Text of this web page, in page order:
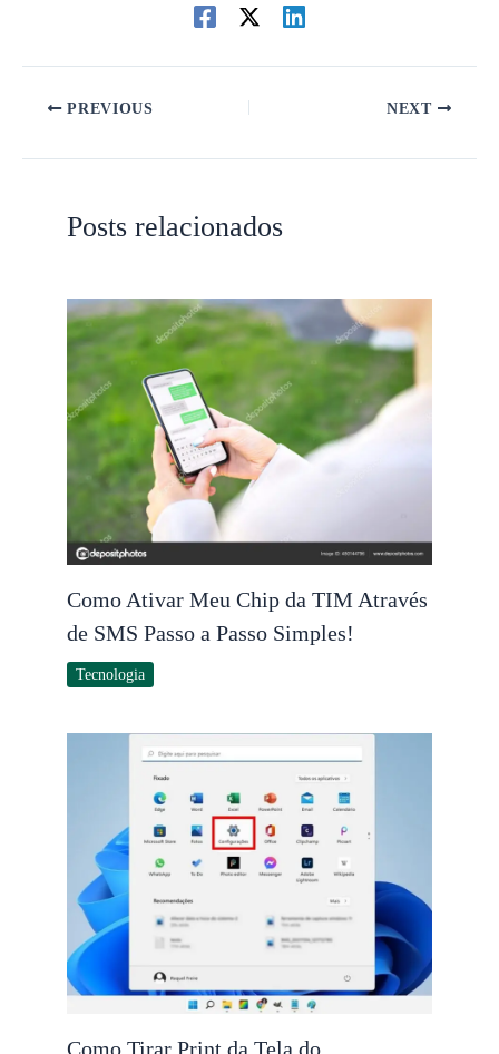
PREVIOUS NEXT
Posts relacionados
Como Ativar Meu Chip da TIM Através
de SMS Passo a Passo Simples!
Tecnologia
Como Tirar Print da Tela do